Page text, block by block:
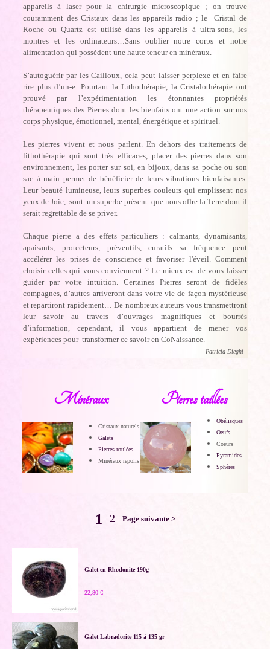
appareils à laser pour la chirurgie microscopique ; on trouve
couramment des Cristaux dans les appareils radio ; le Cristal de
Roche ou Quartz est utilisé dans les appareils à ultra-sons, les
montres et les ordinateurs…Sans oublier notre corps et notre
alimentation qui possèdent une haute teneur en minéraux.
S’autoguérir par les Cailloux, cela peut laisser perplexe et en faire
rire plus d’un-e. Pourtant la Lithothérapie, la Cristalothérapie ont
prouvé par l’expérimentation les étonnantes propriétés
thérapeutiques des Pierres dont les bienfaits ont une action sur nos
corps physique, émotionnel, mental, énergétique et spirituel.
Les pierres vivent et nous parlent. En dehors des traitements de
lithothérapie qui sont très efficaces, placer des pierres dans son
environnement, les porter sur soi, en bijoux, dans sa poche ou son
sac à main permet de bénéficier de leurs vibrations bienfaisantes.
Leur beauté lumineuse, leurs superbes couleurs qui emplissent nos
yeux de Joie, sont un superbe présent que nous offre la Terre dont il
serait regrettable de se priver.
Chaque pierre a des effets particuliers : calmants, dynamisants,
apaisants, protecteurs, préventifs, curatifs....sa fréquence peut
accélérer les prises de conscience et favoriser l'éveil. Comment
choisir celles qui vous conviennent ? Le mieux est de vous laisser
guider par votre intuition. Certaines Pierres seront de fidèles
compagnes, d’autres arriveront dans votre vie de façon mystérieuse
et repartiront rapidement… De nombreux auteurs vous transmettront
leur savoir au travers d’ouvrages magnifiques et bourrés
d’information, cependant, il vous appartient de mener vos
expériences pour transformer ce savoir en CoNaissance.
- Patricia Dieghi -
Minéraux Pierres taillées
Cristaux naturels
Galets
Pierres roulées
Minéraux repolis
Obélisques
Oeufs
Coeurs
Pyramides
Sphères
1 2 Page suivante >
Galet en Rhodonite 190g
22,80 €
Galet Labradorite 115 à 135 gr